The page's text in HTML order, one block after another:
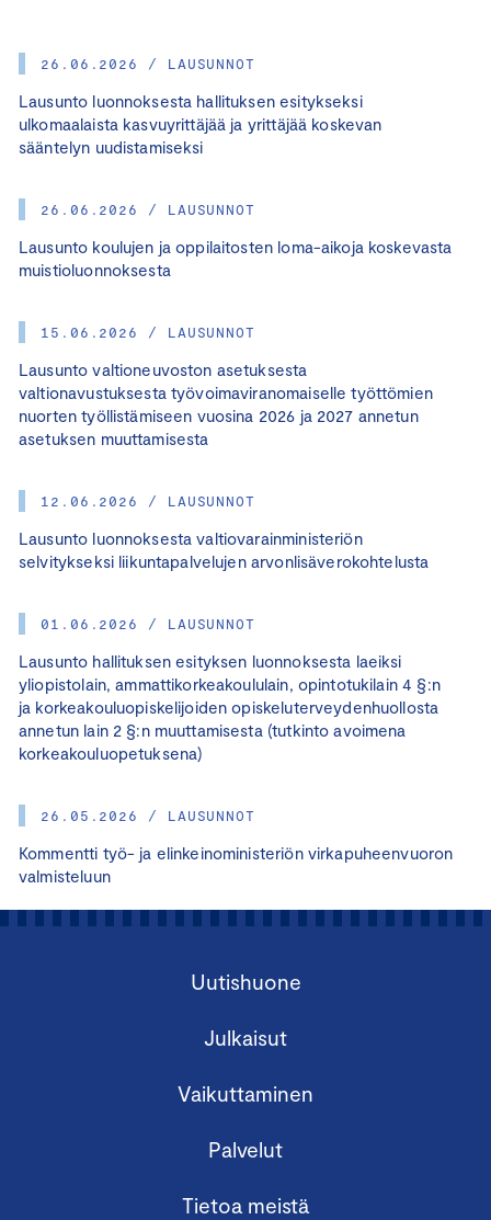
26.06.2026 / LAUSUNNOT
Lausunto luonnoksesta hallituksen esitykseksi
ulkomaalaista kasvuyrittäjää ja yrittäjää koskevan
sääntelyn uudistamiseksi
26.06.2026 / LAUSUNNOT
Lausunto koulujen ja oppilaitosten loma-aikoja koskevasta
muistioluonnoksesta
15.06.2026 / LAUSUNNOT
Lausunto valtioneuvoston asetuksesta
valtionavustuksesta työvoimaviranomaiselle työttömien
nuorten työllistämiseen vuosina 2026 ja 2027 annetun
asetuksen muuttamisesta
12.06.2026 / LAUSUNNOT
Lausunto luonnoksesta valtiovarainministeriön
selvitykseksi liikuntapalvelujen arvonlisäverokohtelusta
01.06.2026 / LAUSUNNOT
Lausunto hallituksen esityksen luonnoksesta laeiksi
yliopistolain, ammattikorkeakoululain, opintotukilain 4 §:n
ja korkeakouluopiskelijoiden opiskeluterveydenhuollosta
annetun lain 2 §:n muuttamisesta (tutkinto avoimena
korkeakouluopetuksena)
26.05.2026 / LAUSUNNOT
Kommentti työ- ja elinkeinoministeriön virkapuheenvuoron
valmisteluun
Uutishuone
Julkaisut
Vaikuttaminen
Palvelut
Tietoa meistä